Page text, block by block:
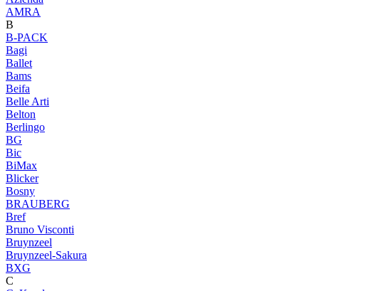
AМRA
B
B-PACK
Bagi
Ballet
Bams
Beifa
Belle Arti
Belton
Berlingo
BG
Bic
BiMax
Blicker
Bosny
BRAUBERG
Bref
Bruno Visconti
Bruynzeel
Bruynzeel-Sakura
BXG
C